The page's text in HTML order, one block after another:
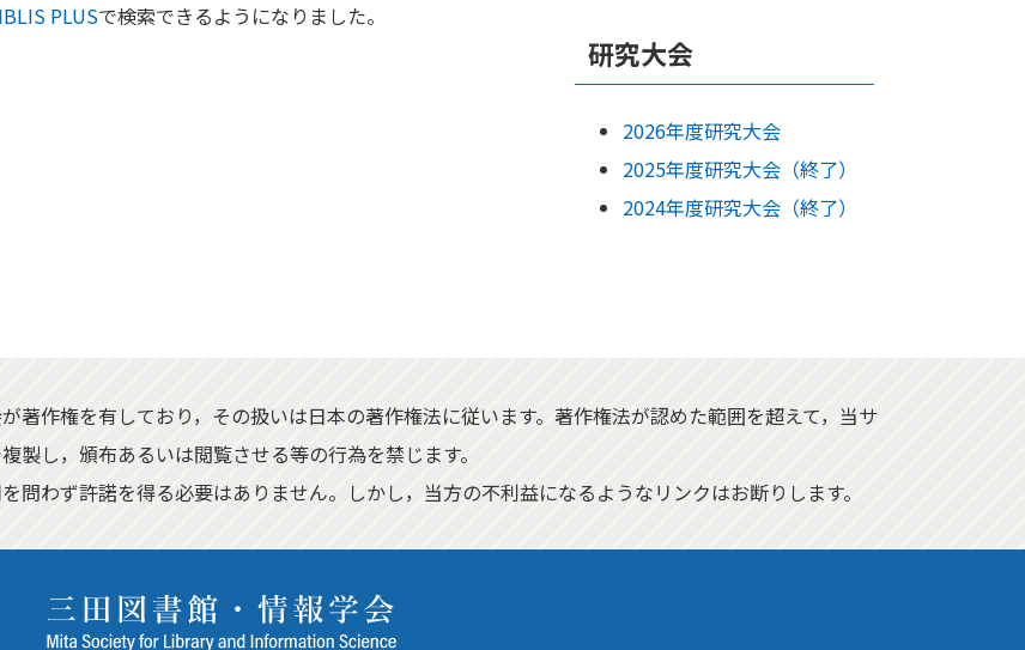
PLUSで検索できるようになりました。
研究大会
2026年度研究大会
2025年度研究大会（終了）
2024年度研究大会（終了）
著作権を有しており，その扱いは日本の著作権法に従います。著作権法が認めた範囲を超えて，当サ
し，頒布あるいは閲覧させる等の行為を禁じます。
問わず許諾を得る必要はありません。しかし，当方の不利益になるようなリンクはお断りします。